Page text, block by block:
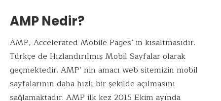
AMP Nedir?
AMP, Accelerated Mobile Pages’ in kısaltmasıdır.
Türkçe de Hızlandırılmış Mobil Sayfalar olarak
geçmektedir. AMP’ nin amacı web sitemizin mobil
sayfalarının daha hızlı bir şekilde açılmasını
sağlamaktadır. AMP ilk kez 2015 Ekim ayında